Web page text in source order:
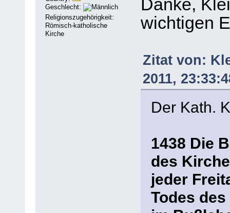
Geschlecht:
Religionszugehörigkeit:
Römisch-katholische
Kirche
Danke,
wichtigen
Zitat von:
2011,
Der Kath.
1438 Die
des
jeder
Todes